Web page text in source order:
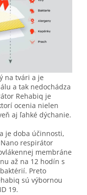
na tvári a je
a tak nedochádza
Rehabiq je
ocenia nielen
aj ľahké dýchanie.
je doba účinnosti,
respirátor
membráne
až na 12 hodín s
Preto
sú výbornou
19.